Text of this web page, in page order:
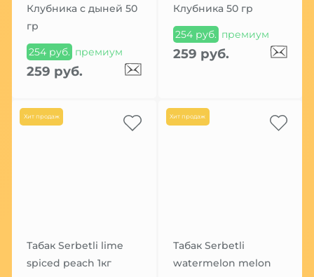
Клубника с дыней 50
гр
254 руб. премиум
259 руб.
Клубника 50 гр
254 руб. премиум
259 руб.
Хит продаж
Табак Serbetli lime
spiced peach 1кг
Хит продаж
Табак Serbetli
watermelon melon